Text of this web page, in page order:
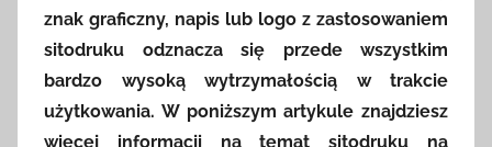
znak graficzny, napis lub logo z zastosowaniem
sitodruku odznacza się przede wszystkim
bardzo wysoką wytrzymałością w trakcie
użytkowania. W poniższym artykule znajdziesz
więcej informacji na temat sitodruku na